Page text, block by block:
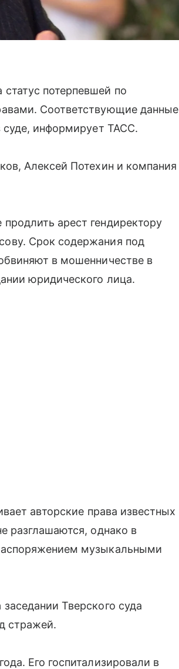
статус потерпевшей по
Соответствующие данные
суде, информирует ТАСС.
Алексей Потехин и компания
арест гендиректору
Срок содержания под
в мошенничестве в
юридического лица.
авторские права известных
разглашаются, однако в
музыкальными
Тверского суда
стражей.
Его госпитализировали в